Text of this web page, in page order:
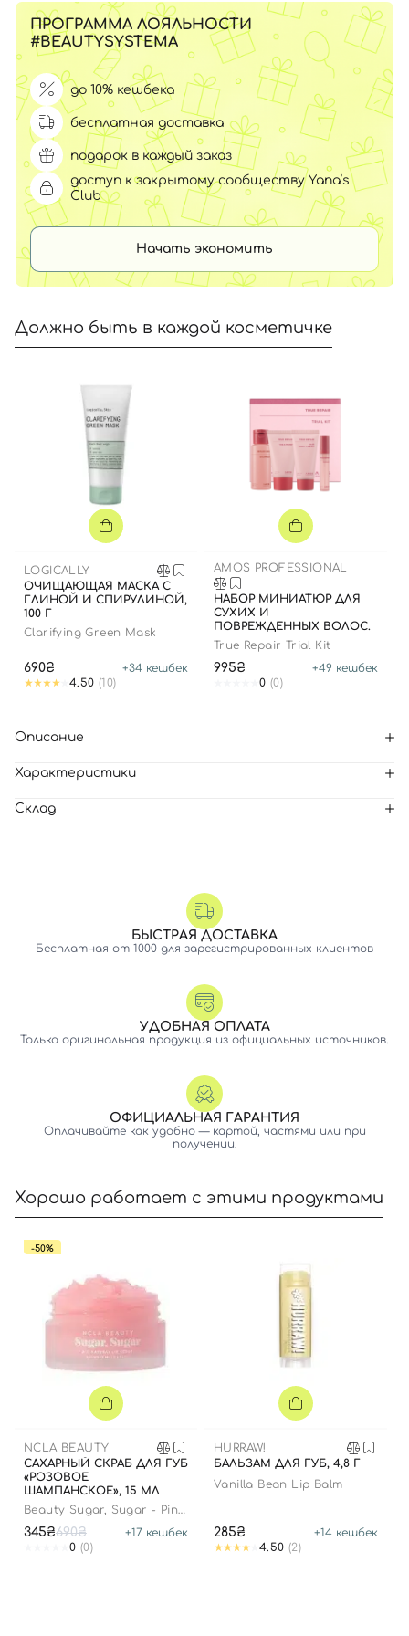
ПРОГРАММА ЛОЯЛЬНОСТИ
#BEAUTYSYSTEMA
до 10% кешбека
бесплатная доставка
подарок в каждый заказ
доступ к закрытому сообществу Yana’s
Club
Начать экономить
Должно быть в каждой косметичке
LOGICALLY
ОЧИЩАЮЩАЯ МАСКА С
ГЛИНОЙ И СПИРУЛИНОЙ,
100 Г
Clarifying Green Mask
690₴ +34 кешбек
4.50 (10)
AMOS PROFESSIONAL
НАБОР МИНИАТЮР ДЛЯ
СУХИХ И
ПОВРЕЖДЕННЫХ ВОЛОС.
True Repair Trial Kit
995₴ +49 кешбек
0 (0)
Описание
Характеристики
Склад
БЫСТРАЯ ДОСТАВКА
Бесплатная от 1000 для зарегистрированных клиентов
УДОБНАЯ ОПЛАТА
Только оригинальная продукция из официальных источников.
ОФИЦИАЛЬНАЯ ГАРАНТИЯ
Оплачивайте как удобно — картой, частями или при
получении.
Хорошо работает с этими продуктами
-50%
NCLA BEAUTY
САХАРНЫЙ СКРАБ ДЛЯ ГУБ
«РОЗОВОЕ
ШАМПАНСКОЕ», 15 МЛ
Beauty Sugar, Sugar - Pink
345₴690₴ +17 кешбек
0 (0)
HURRAW!
БАЛЬЗАМ ДЛЯ ГУБ, 4,8 Г
Vanilla Bean Lip Balm
285₴ +14 кешбек
4.50 (2)